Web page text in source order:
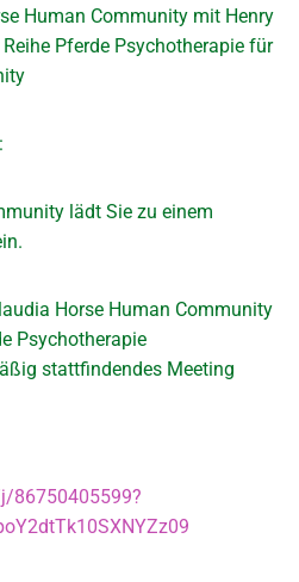
Human Community mit Henry
Pferde Psychotherapie für
lädt Sie zu einem
Horse Human Community
Psychotherapie
stattfindendes Meeting
86750405599?